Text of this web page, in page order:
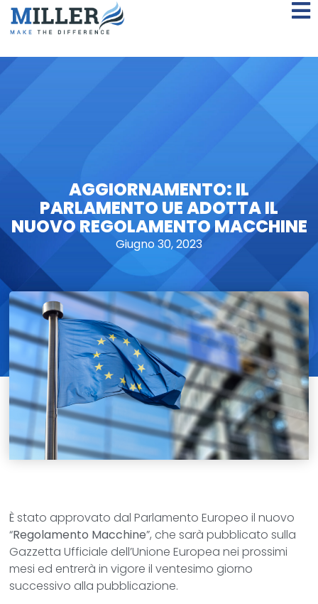
AGGIORNAMENTO: IL
PARLAMENTO UE ADOTTA IL
NUOVO REGOLAMENTO MACCHINE
Giugno 30, 2023
È stato approvato dal Parlamento Europeo il nuovo
“Regolamento Macchine”, che sarà pubblicato sulla
Gazzetta Ufficiale dell’Unione Europea nei prossimi
mesi ed entrerà in vigore il ventesimo giorno
successivo alla pubblicazione.